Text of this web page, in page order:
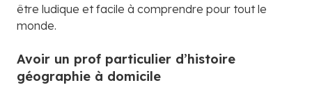
être ludique et facile à comprendre pour tout le
monde.
Avoir un prof particulier d’histoire
géographie à domicile